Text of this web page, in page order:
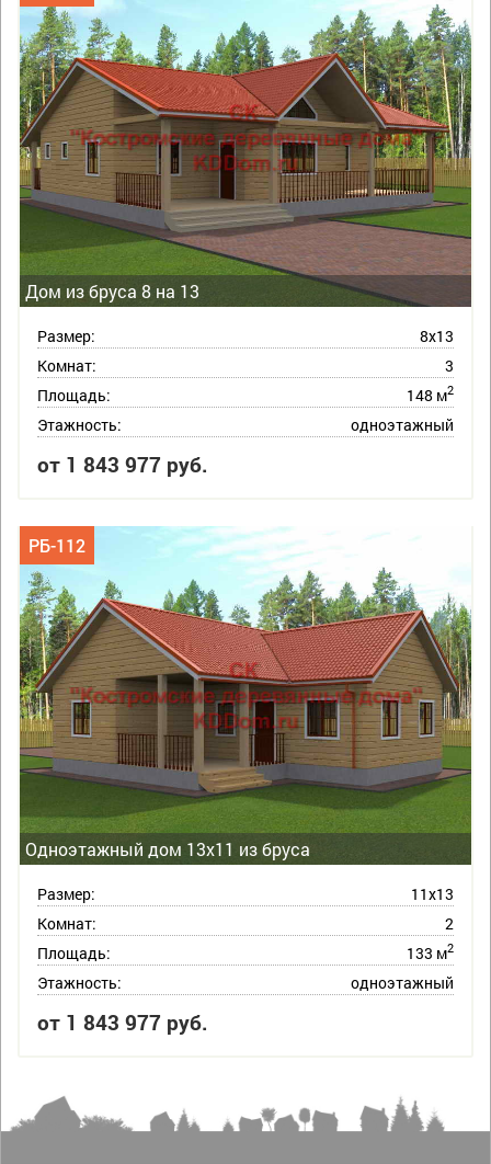
Дом из бруса 8 на 13
Размер:
8х13
Комнат:
3
Площадь:
148 м2
Этажность: одноэтажный
от 1 843 977 руб.
Одноэтажный дом 13х11 из бруса
РБ-112
Размер:
11х13
Комнат:
2
Площадь:
133 м2
Этажность: одноэтажный
от 1 843 977 руб.